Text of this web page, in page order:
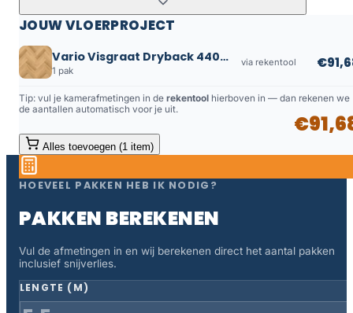
JOUW VLOERPROJECT
Vario Visgraat Dryback 4400 Prestige Oak Naturel
1 pak
via rekentool
Tip: vul je kamerafmetingen in de rekentool hierboven in — dan rekenen we
de aantallen automatisch voor je uit.
Alles toevoegen (1 item)
HOEVEEL PAKKEN HEB IK NODIG?
PAKKEN BEREKENEN
Vul de afmetingen in en wij berekenen direct het aantal pakken
inclusief snijverlies.
LENGTE (M)